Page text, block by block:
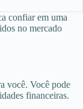
confiar em uma
no mercado
você. Você pode
financeiras.